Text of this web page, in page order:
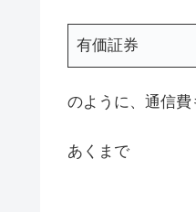
有価証券
のように、通信費
あくまで